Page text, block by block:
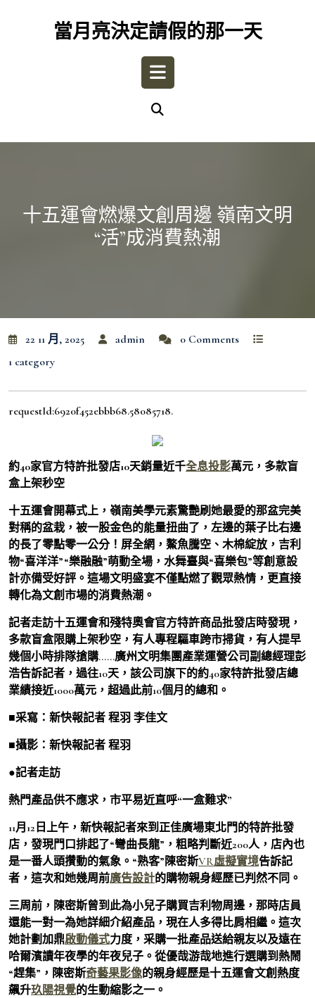
當月亮決定請假的那一天
Open
十五運會燃爆文創周邊 嶺南文明
“活”成消費熱潮
22 11 月, 2025 admin
0 Comments
1 category
requestId:6920f452ebbb68.58085718.
約40家官方特許批發店10天銷量近千全息投影萬元，多款盲
盒上架秒空
十五運會開幕式上，嶺南美學元素驚艷刷她最愛的那盆完美
對稱的盆栽，被一股金色的能量扭曲了，左邊的葉子比右邊
的長了零點零一公分！屏全網，鰲魚騰空、木棉綻放，吉利
物“喜洋洋”“樂融融”萌動全場，水舞臺與“喜樂包”等創意設
計亦備受好評。這場文明盛宴不僅點燃了觀眾熱情，更直接
轉化為文創市場的消費熱潮。
記者走訪十五運會和殘特奧會官方特許商品批發店時發現，
多款盲盒限購上架秒空，有人專程驅車跨市掃貨，有人提早
幾個小時排隊搶購……廣州文明集團產業運營公司副總經理彭
浩告訴記者，過往10天，該公司旗下的約40家特許批發店總
業績接近1000萬元，超過此前10個月的總和。
■采寫：新快報記者 程羽 李佳文
■攝影：新快報記者 程羽
●記者走訪
熱門產品供不應求，市平易近直呼“一盒難求”
11月12日上午，新快報記者來到正佳廣場東北門的特許批發
店，發現門口排起了“彎曲長龍”，粗略判斷近200人，店內也
是一番人頭攢動的氣象。“熟客”陳密斯VR虛擬實境告訴記
者，這次和她幾周前廣告設計的購物親身經歷已判然不同。
三周前，陳密斯曾到此為小兒子購買吉利物周邊，那時店員
還能一對一為她詳細介紹產品，現在人多得比肩相繼。這次
她計劃加鼎啟動儀式力度，采購一批產品送給親友以及遠在
哈爾濱讀年夜學的年夜兒子。從優哉游哉地進行選購到熱鬧
“趕集”，陳密斯奇藝果影像的親身經歷是十五運會文創熱度
飆升玖陽視覺的生動縮影之一。